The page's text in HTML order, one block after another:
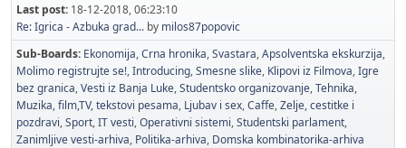
Last post: 18-12-2018, 06:23:10
Re: Igrica - Azbuka grad... by milos87popovic
Sub-Boards Ekonomija Crna hronika Svastara Apsolventska ekskurzija
Molimo registrujte se! Introducing Smesne slike Klipovi iz Filmova Igre
bez granica Vesti iz Banja Luke Studentsko organizovanje Tehnika
Muzika, film,TV, tekstovi pesama Ljubav i sex Caffe Zelje, cestitke i
pozdravi Sport IT vesti Operativni sistemi Studentski parlament
Zanimljive vesti-arhiva Politika-arhiva Domska kombinatorika-arhiva